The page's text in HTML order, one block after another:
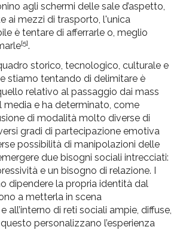
agli schermi delle sale d’aspetto,
ai mezzi di trasporto, l'unica
è tentare di afferrarle o, meglio
[5].
storico, tecnologico, culturale e
stiamo tentando di delimitare è
relativo al passaggio dai mass
media e ha determinato, come
di modalità molto diverse di
gradi di partecipazione emotiva
possibilità di manipolazioni delle
due bisogni sociali intrecciati:
e un bisogno di relazione. I
dipendere la propria identità dal
a metterla in scena
all’interno di reti sociali ampie, diffuse,
personalizzano l’esperienza